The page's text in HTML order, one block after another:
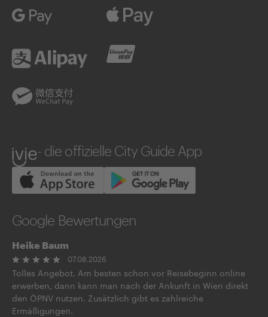
ivie - die offizielle City Guide App
Google Bewertungen
Heike Baum
07.08.2026
Tolles Angebot. Am besten schon vor Reisebeginn online
erwerben, dann kann man nach der Ankunft in Wien direkt
den ÖPNV nutzen. Zusätzlich gibt es zahlreiche
Ermäßigungen.
Apple Pay
Alipay